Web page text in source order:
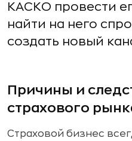
КАСКО провести
найти на него
создать новый
Причины и
страхового
Страховой бизнес